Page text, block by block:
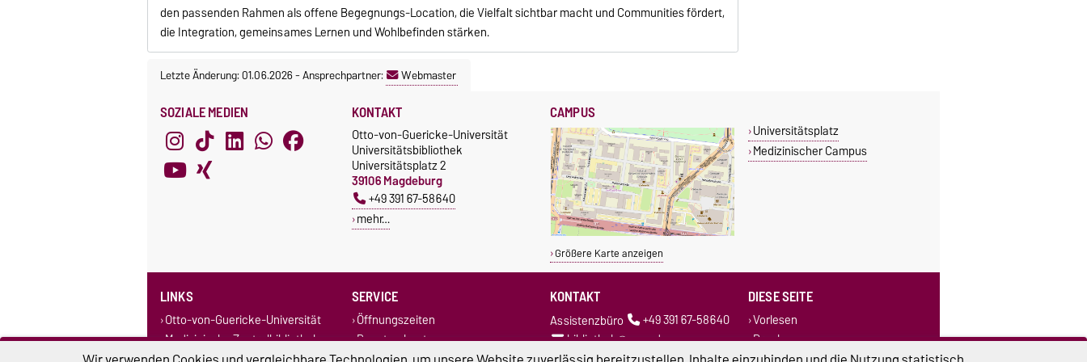
den passenden Rahmen als offene Begegnungs-Location, die Vielfalt sichtbar macht und Communities fördert,
die Integration, gemeinsames Lernen und Wohlbefinden stärken.
Letzte Änderung: 01.06.2026-Ansprechpartner: Webmaster
SOZIALE MEDIEN KONTAKT
Otto-von-Guericke-Universität
Universitätsbibliothek
Universitätsplatz 2
39106 Magdeburg
+49 391 67-58640
mehr…
CAMPUS
Größere Karte anzeigen
Universitätsplatz
Medizinischer Campus
LINKS
Otto-von-Guericke-Universität
Medizinische Zentralbibliothek
Bibliothek Hochschule
SERVICE
Öffnungszeiten
Benutzerkonto
Aktuelles
KONTAKT
Assistenzbüro
+49 391 67-58640
bibliothek@ovgu.de
Ausleihe
+49 391 67-52925
DIESE SEITE
Vorlesen
Drucken
Permalink